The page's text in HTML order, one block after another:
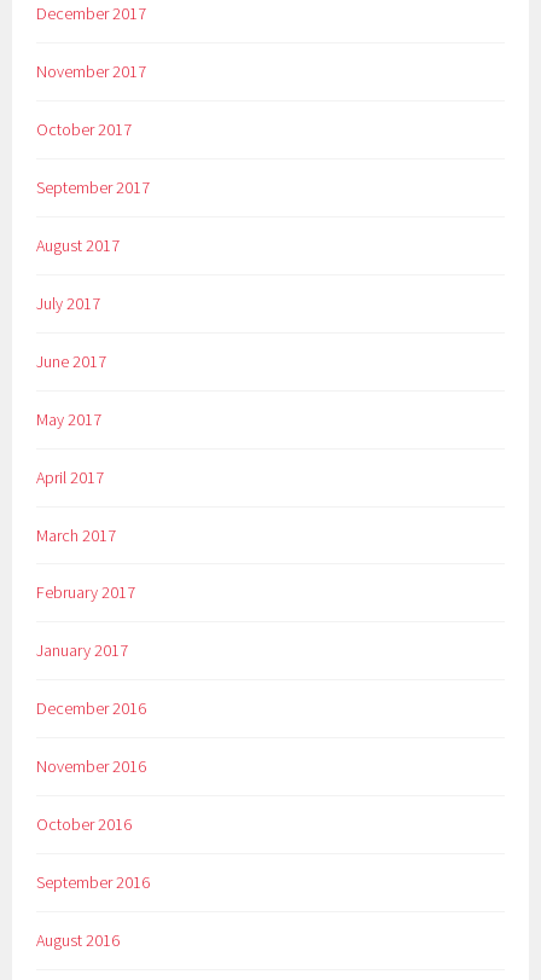
December 2017
November 2017
October 2017
September 2017
August 2017
July 2017
June 2017
May 2017
April 2017
March 2017
February 2017
January 2017
December 2016
November 2016
October 2016
September 2016
August 2016